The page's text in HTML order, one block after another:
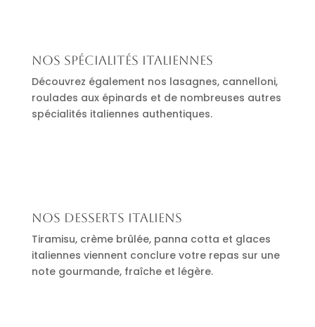
Nos spécialités italiennes
Découvrez également nos lasagnes, cannelloni,
roulades aux épinards et de nombreuses autres
spécialités italiennes authentiques.
Nos desserts italiens
Tiramisu, crème brûlée, panna cotta et glaces
italiennes viennent conclure votre repas sur une
note gourmande, fraîche et légère.